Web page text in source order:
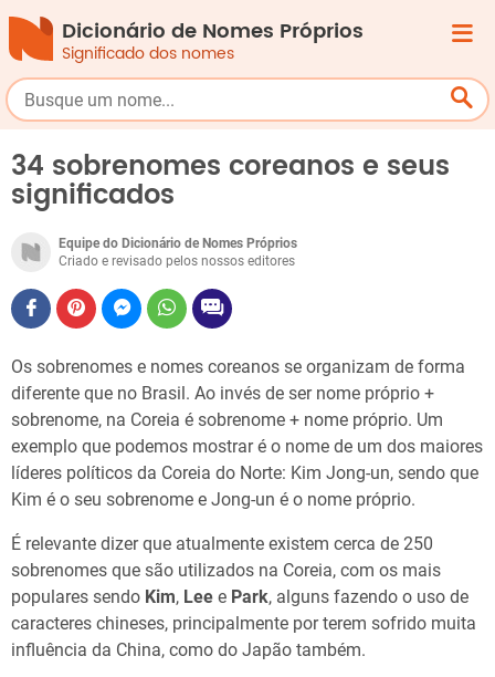
Dicionário de Nomes Próprios
Significado dos nomes
34 sobrenomes coreanos e seus
significados
Equipe do Dicionário de Nomes Próprios
Criado e revisado pelos nossos editores
Os sobrenomes e nomes coreanos se organizam de forma
diferente que no Brasil. Ao invés de ser nome próprio +
sobrenome, na Coreia é sobrenome + nome próprio. Um
exemplo que podemos mostrar é o nome de um dos maiores
líderes políticos da Coreia do Norte: Kim Jong-un, sendo que
Kim é o seu sobrenome e Jong-un é o nome próprio.
É relevante dizer que atualmente existem cerca de 250
sobrenomes que são utilizados na Coreia, com os mais
populares sendo Kim, Lee e Park, alguns fazendo o uso de
caracteres chineses, principalmente por terem sofrido muita
influência da China, como do Japão também.